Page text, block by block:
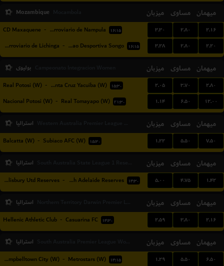
Mozambique میزبان مساوی میهمان
CD Maxaquene - Clube Ferroviario de Nampula ۱۶:۱۵ ۳.۳۰ ۲.۸۰ ۲.۱۶
Ferroviario de Lichinga - Uniao Desportiva Songo ۱۶:۱۵ ۳.۲۸ ۲.۸۰ ۲.۲۰
بولیوی میزبان مساوی میهمان
Real Potosi (W) - Real Santa Cruz Yacuiba (W) ۱۵:۳۰ ۲.۰۵ ۳.۷۰ ۲.۸۰
Nacional Potosi (W) - Real Tomayapo (W) ۲۱:۳۰ ۱.۱۴ ۶.۵۰ ۱۲.۰۰
استرالیا میزبان مساوی میهمان
Balcatta (W) - Subiaco AFC (W) ۱۵:۳۰ ۱.۲۲ ۵.۵۰ ۷.۵۰
استرالیا میزبان مساوی میهمان
Salisbury Utd Reserves - South Adelaide Reserves ۱۴:۳۰ ۵.۰۰ ۴.۷۵ ۱.۴۲
استرالیا میزبان مساوی میهمان
Hellenic Athletic Club - Casuarina FC ۱۴:۳۰ ۲.۵۹ ۳.۸۰ ۲.۱۶
استرالیا میزبان مساوی میهمان
Campbelltown City (W) - Metrostars (W) ۱۴:۱۵ ۱.۲۹ ۵.۵۰ ۶.۵۰